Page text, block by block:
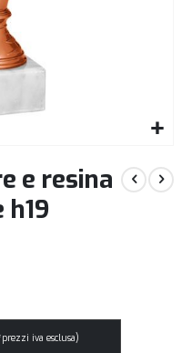
e resina
iva esclusa)